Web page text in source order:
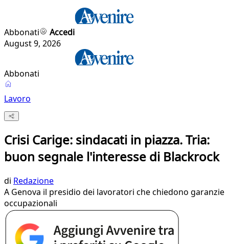
Abbonati
Accedi
August 9, 2026
Abbonati
Lavoro
Crisi Carige: sindacati in piazza. Tria:
buon segnale l'interesse di Blackrock
di Redazione
A Genova il presidio dei lavoratori che chiedono garanzie
occupazionali